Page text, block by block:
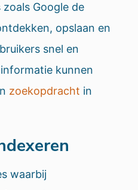
Google de
opslaan en
snel en
kunnen
zoekopdracht in
waarbij